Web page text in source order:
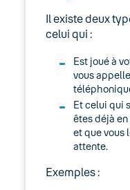
05. Téléphonie
06.
Keyyo Connect
Keyyo Visio
Il existe deux
celui qui :
Est joué à
vous
Et celui qui
êtes déjà
et que vous
attente.
Exemples :